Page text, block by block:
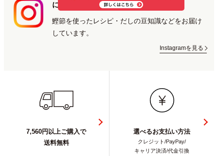
にんべん専門店 Instagram
鰹節を使ったレシピ・だしの豆知識などをお届け
しています。
Instagramを見る
7,560円以上ご購入で
送料無料
選べるお支払い方法
クレジット/PayPay/
キャリア決済/代金引換